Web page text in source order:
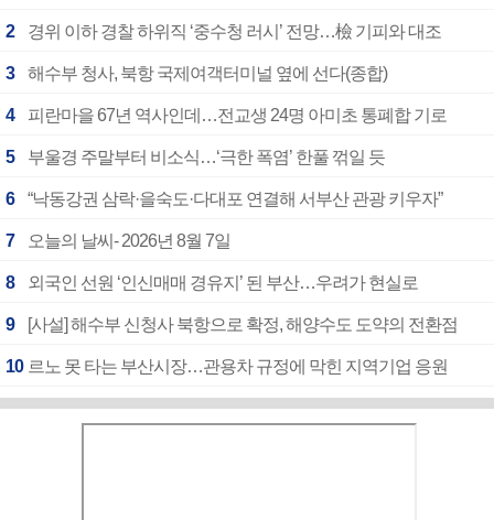
2 경위 이하 경찰 하위직 ‘중수청 러시’ 전망…檢 기피와 대조
3 해수부 청사, 북항 국제여객터미널 옆에 선다(종합)
4 피란마을 67년 역사인데…전교생 24명 아미초 통폐합 기로
5 부울경 주말부터 비소식…‘극한 폭염’ 한풀 꺾일 듯
6 “낙동강권 삼락·을숙도·다대포 연결해 서부산 관광 키우자”
7 오늘의 날씨- 2026년 8월 7일
8 외국인 선원 ‘인신매매 경유지’ 된 부산…우려가 현실로
9 [사설] 해수부 신청사 북항으로 확정, 해양수도 도약의 전환점
10 르노 못 타는 부산시장…관용차 규정에 막힌 지역기업 응원